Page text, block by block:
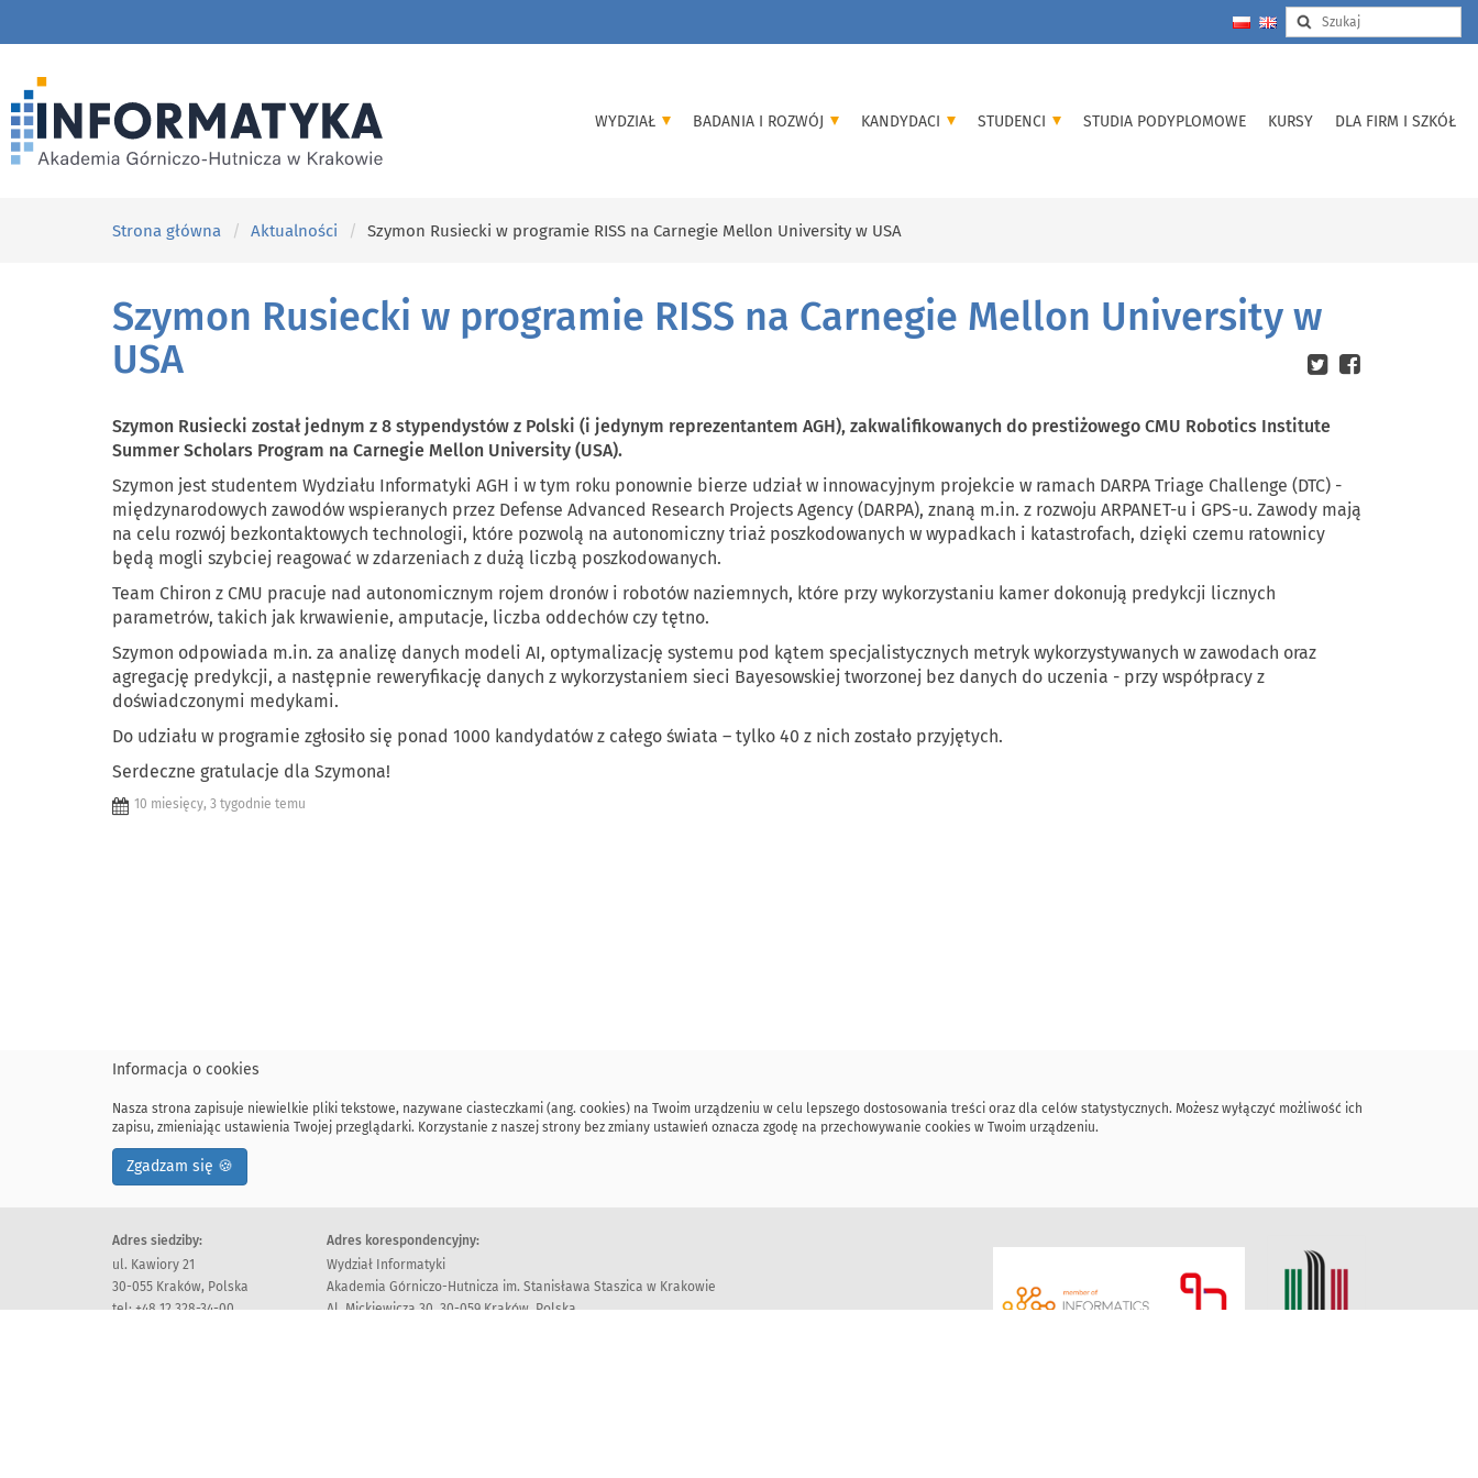
WYDZIAŁ BADANIA I ROZWÓJ KANDYDACI STUDENCI STUDIA PODYPLOMOWE KURSY DLA FIRM I SZKÓŁ
Strona główna Aktualności Szymon Rusiecki w programie RISS na Carnegie Mellon University w USA
Szymon Rusiecki w programie RISS na Carnegie Mellon University w
USA
Szymon Rusiecki został jednym z 8 stypendystów z Polski (i jedynym reprezentantem AGH), zakwalifikowanych do prestiżowego CMU Robotics Institute
Summer Scholars Program na Carnegie Mellon University (USA).
Szymon jest studentem Wydziału Informatyki AGH i w tym roku ponownie bierze udział w innowacyjnym projekcie w ramach DARPA Triage Challenge (DTC) -
międzynarodowych zawodów wspieranych przez Defense Advanced Research Projects Agency (DARPA), znaną m.in. z rozwoju ARPANET-u i GPS-u. Zawody mają
na celu rozwój bezkontaktowych technologii, które pozwolą na autonomiczny triaż poszkodowanych w wypadkach i katastrofach, dzięki czemu ratownicy
będą mogli szybciej reagować w zdarzeniach z dużą liczbą poszkodowanych.
Team Chiron z CMU pracuje nad autonomicznym rojem dronów i robotów naziemnych, które przy wykorzystaniu kamer dokonują predykcji licznych
parametrów, takich jak krwawienie, amputacje, liczba oddechów czy tętno.
Szymon odpowiada m.in. za analizę danych modeli AI, optymalizację systemu pod kątem specjalistycznych metryk wykorzystywanych w zawodach oraz
agregację predykcji, a następnie reweryfikację danych z wykorzystaniem sieci Bayesowskiej tworzonej bez danych do uczenia - przy współpracy z
doświadczonymi medykami.
Do udziału w programie zgłosiło się ponad 1000 kandydatów z całego świata – tylko 40 z nich zostało przyjętych.
Serdeczne gratulacje dla Szymona!
10 miesięcy, 3 tygodnie temu
Informacja o cookies
Nasza strona zapisuje niewielkie pliki tekstowe, nazywane ciasteczkami (ang. cookies) na Twoim urządzeniu w celu lepszego dostosowania treści oraz dla celów statystycznych. Możesz wyłączyć możliwość ich
zapisu, zmieniając ustawienia Twojej przeglądarki. Korzystanie z naszej strony bez zmiany ustawień oznacza zgodę na przechowywanie cookies w Twoim urządzeniu.
Zgadzam się 🍪
Adres siedziby:
ul. Kawiory 21
30-055 Kraków, Polska
tel: +48 12 328-34-00
Adres korespondencyjny:
Wydział Informatyki
Akademia Górniczo-Hutnicza im. Stanisława Staszica w Krakowie
Al. Mickiewicza 30, 30-059 Kraków, Polska